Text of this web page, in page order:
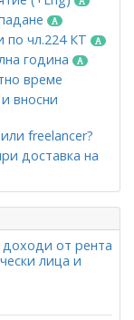
по чл.224 КТ
година
време
вносни
freelancer?
доставка на
от рента
лица и